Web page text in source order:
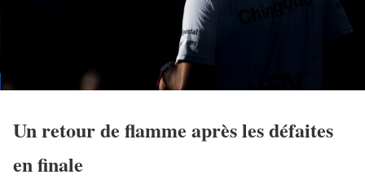
Un retour de flamme après les défaites
en finale